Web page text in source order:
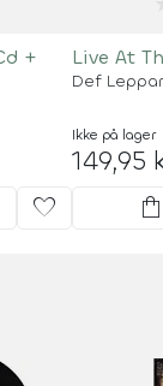
+
favorite
Live At
Def
Ikke på lager
149,95
shopping_bag